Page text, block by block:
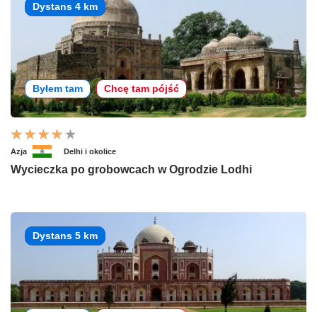
Dystans 4 km
Byłem tam Chcę tam pójść
Azja Delhi i okolice
Wycieczka po grobowcach w Ogrodzie Lodhi
Dystans 5 km